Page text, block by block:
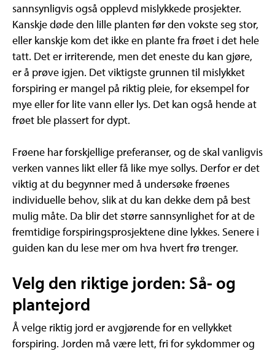
sannsynligvis også opplevd mislykkede prosjekter.
Kanskje døde den lille planten før den vokste seg stor,
eller kanskje kom det ikke en plante fra frøet i det hele
tatt. Det er irriterende, men det eneste du kan gjøre,
er å prøve igjen. Det viktigste grunnen til mislykket
forspiring er mangel på riktig pleie, for eksempel for
mye eller for lite vann eller lys. Det kan også hende at
frøet ble plassert for dypt.
Frøene har forskjellige preferanser, og de skal vanligvis
verken vannes likt eller få like mye sollys. Derfor er det
viktig at du begynner med å undersøke frøenes
individuelle behov, slik at du kan dekke dem på best
mulig måte. Da blir det større sannsynlighet for at de
fremtidige forspiringsprosjektene dine lykkes. Senere i
guiden kan du lese mer om hva hvert frø trenger.
Velg den riktige jorden: Så- og
plantejord
Å velge riktig jord er avgjørende for en vellykket
forspiring. Jorden må være lett, fri for sykdommer og